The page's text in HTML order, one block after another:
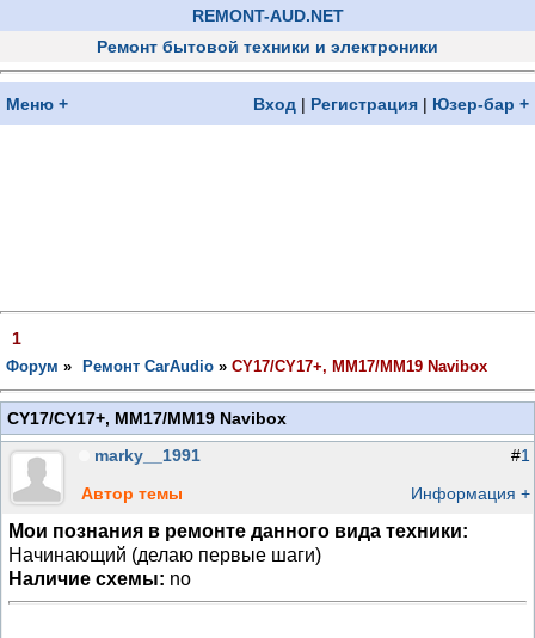
REMONT-AUD.NET
Ремонт бытовой техники и электроники
Меню + Вход | Регистрация | Юзер-бар +
1
Форум » Ремонт CarAudio » CY17/CY17+, MM17/MM19 Navibox
CY17/CY17+, MM17/MM19 Navibox
marky__1991
Автор темы
#1
Информация +
Мои познания в ремонте данного вида техники:
Начинающий (делаю первые шаги)
Наличие схемы: no